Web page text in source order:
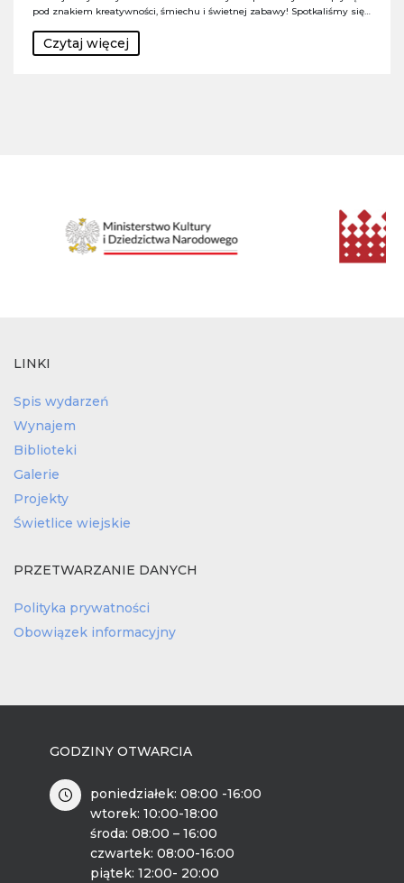
pod znakiem kreatywności, śmiechu i świetnej zabawy! Spotkaliśmy się…
Czytaj więcej
LINKI
Spis wydarzeń
Wynajem
Biblioteki
Galerie
Projekty
Świetlice wiejskie
PRZETWARZANIE DANYCH
Polityka prywatności
Obowiązek informacyjny
GODZINY OTWARCIA
poniedziałek: 08:00 -16:00
wtorek: 10:00-18:00
środa: 08:00 – 16:00
czwartek: 08:00-16:00
piątek: 12:00- 20:00